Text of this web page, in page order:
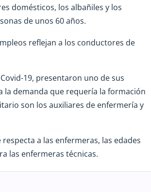
domésticos, los albañiles y los
de unos 60 años.
reflejan a los conductores de
19, presentaron uno de sus
demanda que requería la formación
son los auxiliares de enfermería y
a las enfermeras, las edades
las enfermeras técnicas.